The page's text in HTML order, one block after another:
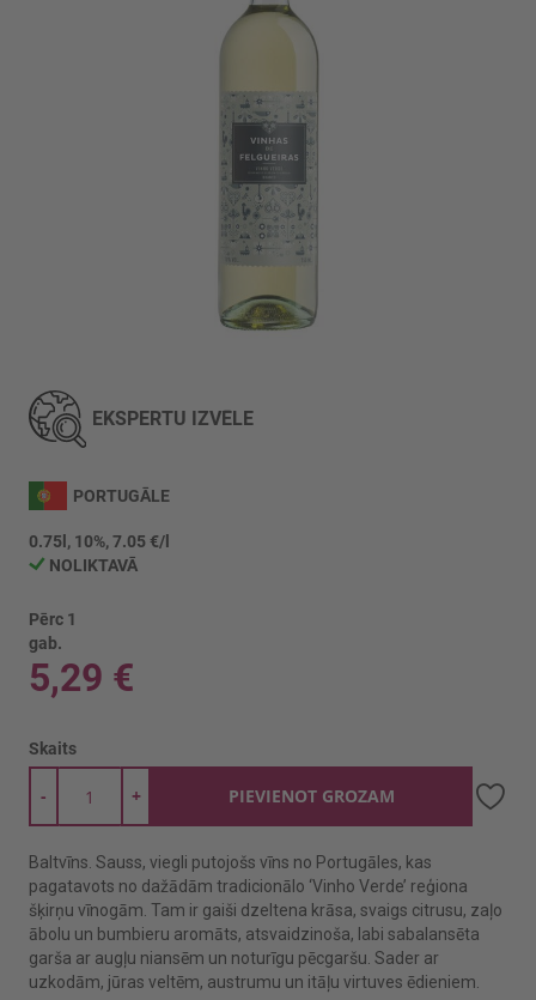
uz
galerijas
sākumu
EKSPERTU IZVĒLE
PORTUGĀLE
0.75l, 10%, 7.05 €/l
NOLIKTAVĀ
Pērc 1
gab.
5,29 €
Skaits
+
- PIEVIENOT GROZAM
Baltvīns. Sauss, viegli putojošs vīns no Portugāles, kas
pagatavots no dažādām tradicionālo ‘Vinho Verde’ reģiona
šķirņu vīnogām. Tam ir gaiši dzeltena krāsa, svaigs citrusu, zaļo
ābolu un bumbieru aromāts, atsvaidzinoša, labi sabalansēta
garša ar augļu niansēm un noturīgu pēcgaršu. Sader ar
uzkodām, jūras veltēm, austrumu un itāļu virtuves ēdieniem.